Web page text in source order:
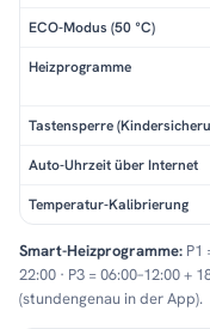
ECO-Modus (50 °C)
Heizprogramme
Tastensperre
Auto-Uhrzeit über Internet
Temperatur-Kalibrierung
Smart-Heizprogramme: P1
22:00 · P3 = 06:00–12:00 +
(stundengenau in der App).